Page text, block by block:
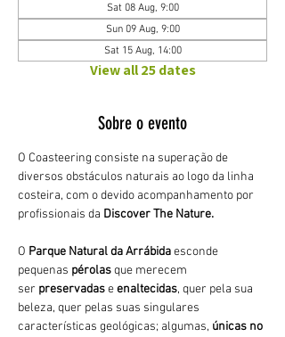
Sat 08 Aug, 9:00
Sun 09 Aug, 9:00
Sat 15 Aug, 14:00
View all 25 dates
Sobre o evento
O Coasteering consiste na superação de
diversos obstáculos naturais ao logo da linha
costeira, com o devido acompanhamento por
profissionais da Discover The Nature.
O Parque Natural da Arrábida esconde
pequenas pérolas que merecem
ser preservadas e enaltecidas, quer pela sua
beleza, quer pelas suas singulares
características geológicas; algumas, únicas no